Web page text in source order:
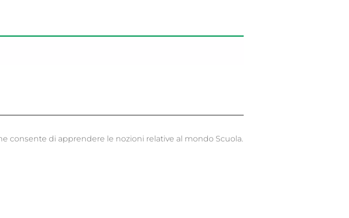
consente di apprendere le nozioni relative al mondo Scuola.